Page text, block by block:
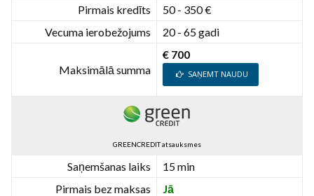
Pirmais kredīts
50 - 350 €
Vecuma ierobežojums
20 - 65 gadi
Maksimālā summa
€ 700
SAŅEMT NAUDU
GREENCREDIT atsauksmes
Saņemšanas laiks
15 min
Pirmais bez maksas
Jā